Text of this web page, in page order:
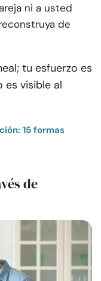
ni a usted
de
tu esfuerzo es
es visible al
15 formas
de